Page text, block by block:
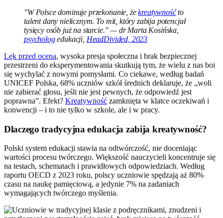
"W Polsce dominuje przekonanie, żekreatywnośćto
talent dany nielicznym. To mit, który zabija potencjał
tysięcy osób już na starcie." — dr Marta Kosińska,
psychologedukacji, HeadDivided, 2023
Lęk przed oceną, wysoka presja społeczna i brak bezpiecznej
przestrzeni do eksperymentowania skutkują tym, że wielu z nas boi
się wychylać z nowymi pomysłami. Co ciekawe, według badań
UNICEF Polska, 68% uczniów szkół średnich deklaruje, że „woli
nie zabierać głosu, jeśli nie jest pewnych, że odpowiedź jest
poprawna”. Efekt? Kreatywność zamknięta w klatce oczekiwań i
konwencji – i to nie tylko w szkole, ale i w pracy.
Dlaczego tradycyjna edukacja zabija kreatywność?
Polski system edukacji stawia na odtwórczość, nie doceniając
wartości procesu twórczego. Większość nauczycieli koncentruje się
na testach, schematach i prawidłowych odpowiedziach. Według
raportu OECD z 2023 roku, polscy uczniowie spędzają aż 80%
czasu na naukę pamięciową, a jedynie 7% na zadaniach
wymagających twórczego myślenia.